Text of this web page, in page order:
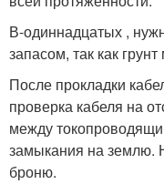
В-одиннадцатых ,
запасом, так как
После прокладки
проверка кабеля на
между
замыкания на землю.
броню.